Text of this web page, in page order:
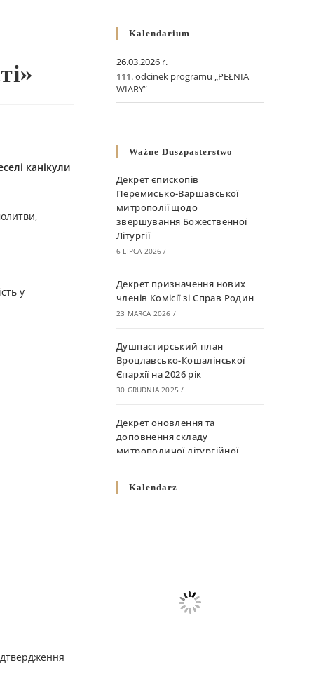
канікули
у
Kalendarium
26.03.2026 r.
111. odcinek programu „PEŁNIA
WIARY”
Ważne Duszpasterstwo
Декрет єпископів
Перемисько-Варшавської
митрополії щодо
звершування Божественної
Літургії
6 LIPCA 2026 /
Декрет призначення нових
членів Комісії зі Справ Родин
23 MARCA 2026 /
Душпастирський план
Вроцлавсько-Кошалінської
Єпархії на 2026 рік
30 GRUDNIA 2025 /
Декрет оновлення та
доповнення складу
митрополичої літургійної
10 GRUDNIA 2025
Декрет про відзначення
Великодня і всіх рухомих
Kalendarz